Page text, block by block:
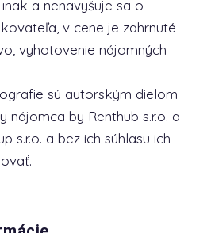
a nenavyšuje sa o
v cene je zahrnuté
vyhotovenie nájomných
sú autorským dielom
nájomca by Renthub s.r.o. a
s.r.o. a bez ich súhlasu ich